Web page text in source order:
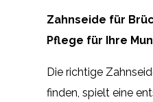
Zahnseide für
Pflege für Ihre
Die richtige
finden, spielt eine